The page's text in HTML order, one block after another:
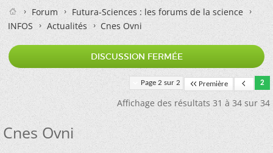
Forum
Futura-Sciences : les forums de la science
INFOS
Actualités Cnes Ovni
DISCUSSION FERMÉE
Page 2 sur 2 Première 2
Affichage des résultats 31 à 34 sur 34
Cnes Ovni